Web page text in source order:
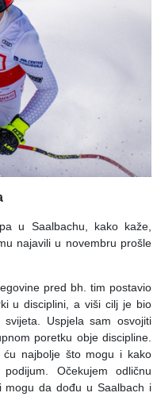
u Saalbachu, kako kaže,
najavili u novembru prošle
pred bh. tim postavio
u disciplini, a viši cilj je bio
Uspjela sam osvojiti
poretku obje discipline.
ću najbolje što mogu i kako
Očekujem odličnu
mogu da dođu u Saalbach i